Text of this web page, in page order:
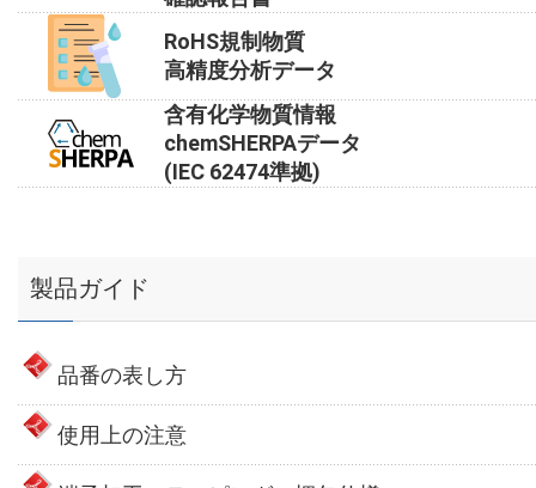
RoHS規制物質
高精度分析データ
含有化学物質情報
chemSHERPAデータ
(IEC 62474準拠)
製品ガイド
品番の表し方
使用上の注意